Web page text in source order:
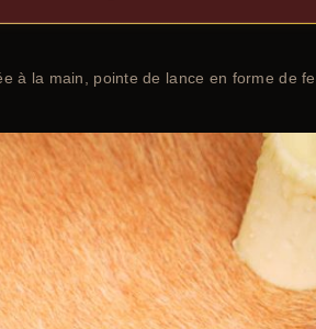
à la main, pointe de lance en forme de